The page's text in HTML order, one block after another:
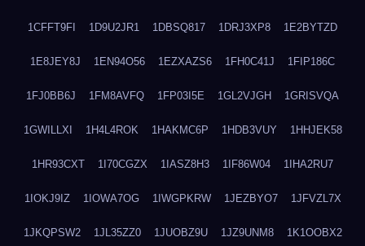
1CFFT9FI 1D9U2JR1 1DBSQ817 1DRJ3XP8 1E2BYTZD
1E8JEY8J 1EN94O56 1EZXAZS6 1FH0C41J 1FIP186C
1FJ0BB6J 1FM8AVFQ 1FP03I5E 1GL2VJGH 1GRISVQA
1GWILLXI 1H4L4ROK 1HAKMC6P 1HDB3VUY 1HHJEK58
1HR93CXT 1I70CGZX 1IASZ8H3 1IF86W04 1IHA2RU7
1IOKJ9IZ 1IOWA7OG 1IWGPKRW 1JEZBYO7 1JFVZL7X
1JKQPSW2 1JL35ZZ0 1JUOBZ9U 1JZ9UNM8 1K1OOBX2